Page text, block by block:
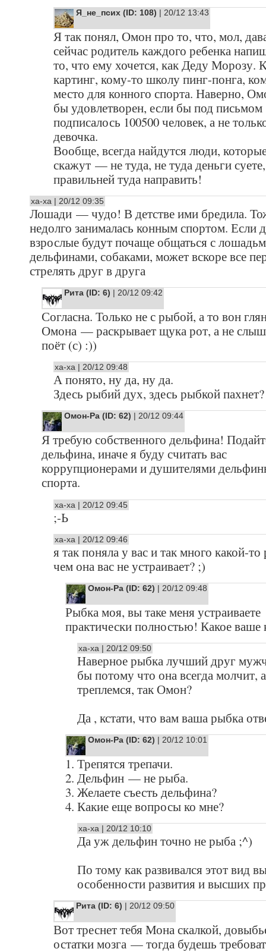
Я_не_псих (ID: 108) | 20/12 13:43
Я так понял, Омон про то, что, мол,
сейчас родитель каждого ребенка
то, что ему хочется, как Деду Морозу.
картинг, кому-то школу пинг-понга,
место для конного спорта. Наверно,
бы удовлетворен, если бы под письмом
подписалось 100500 человек, а не
девочка.
Вообще, всегда найдутся люди,
скажут — не туда, не туда деньги суете,
правильней туда направить!
ха-ха | 20/12 09:35
Лошади — чудо! В детстве ими бредила.
недолго занималась конным спортом. Если
взрослые будут почаще общаться с
дельфинами, собаками, может вскоре все
стрелять друг в друга
Рита (ID: 6) | 20/12 09:42
Согласна. Только не с рыбой, а то вон
Омона — раскрывает щука рот, а не
поёт (с) :))
ха-ха | 20/12 09:48
А понято, ну да, ну да.
Здесь рыбий дух, здесь рыбкой
Омон-Ра (ID: 62) | 20/12 09:44
Я требую собственного дельфина!
дельфина, иначе я буду считать вас
коррупционерами и душителями
спорта.
ха-ха | 20/12 09:45
;-Ь
ха-ха | 20/12 09:46
я так поняла у вас и так много какой-
чем она вас не устраивает? ;)
Омон-Ра (ID: 62) | 20/12 09:48
Рыбка моя, вы таке меня устраиваете
практически полностью! Какое ваше
ха-ха | 20/12 09:50
Наверное рыбка лучший друг
бы потому что она всегда молчит,
треплемся, так Омон?
Да , кстати, что вам ваша рыбка
Омон-Ра (ID: 62) | 20/12 10:01
1. Трепятся трепачи.
2. Дельфин — не рыба.
3. Желаете съесть дельфина?
4. Какие еще вопросы ко мне?
ха-ха | 20/12 10:10
Да уж дельфин точно не рыба ;^)
По тому как развивался этот вид
особенности развития и высших
Рита (ID: 6) | 20/12 09:50
Вот треснет тебя Мона скалкой,
остатки мозга — тогда будешь